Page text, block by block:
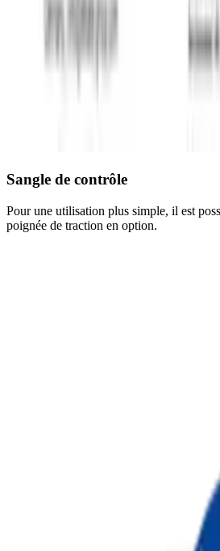
Sangle de contrôle
Pour une utilisation plus simple, il est
poignée de traction en option.